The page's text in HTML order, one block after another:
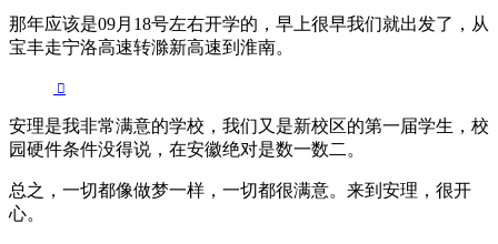
那年应该是09月18号左右开学的，早上很早我们就出发了，从
宝丰走宁洛高速转滁新高速到淮南。
安理是我非常满意的学校，我们又是新校区的第一届学生，校
园硬件条件没得说，在安徽绝对是数一数二。
总之，一切都像做梦一样，一切都很满意。来到安理，很开
心。